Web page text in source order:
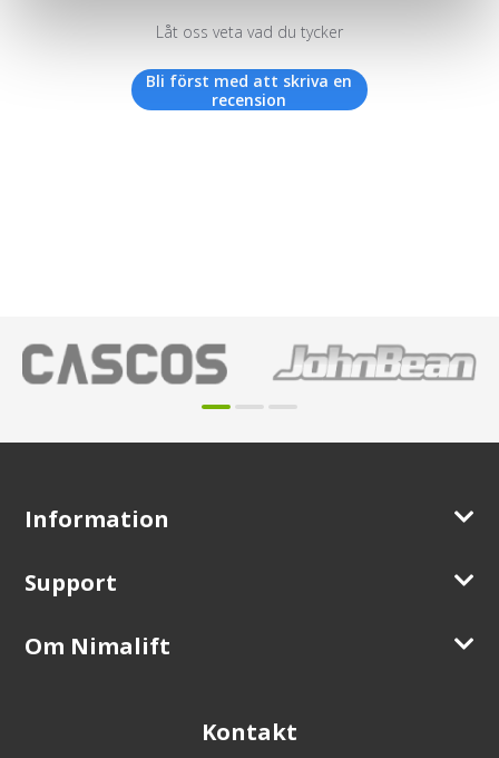
Låt oss veta vad du tycker
Bli först med att skriva en
recension
Information
Support
Om Nimalift
Kontakt